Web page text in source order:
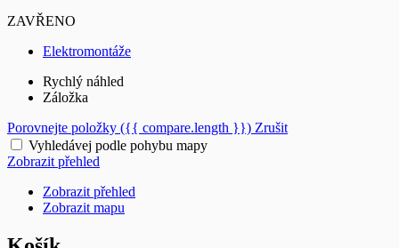
ZAVŘENO
Elektromontáže
Rychlý náhled
Záložka
Porovnejte položky ({{ compare.length }}) Zrušit
Vyhledávej podle pohybu mapy
Zobrazit přehled
Zobrazit přehled
Zobrazit mapu